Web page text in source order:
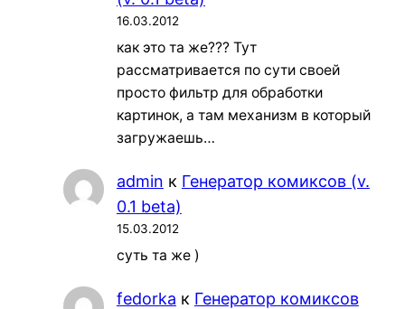
16.03.2012
как это та же??? Тут
рассматривается по сути своей
просто фильтр для обработки
картинок, а там механизм в который
загружаешь…
admin к Генератор комиксов (v.
0.1 beta)
15.03.2012
суть та же )
fedorka к Генератор комиксов